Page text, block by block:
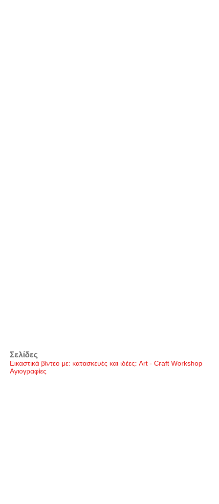
Σελίδες
Εικαστικά βίντεο με: κατασκευές και ιδέες: Art - Craft Workshop
Αγιογραφίες